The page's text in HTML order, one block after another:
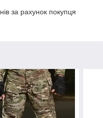
за рахунок покупця